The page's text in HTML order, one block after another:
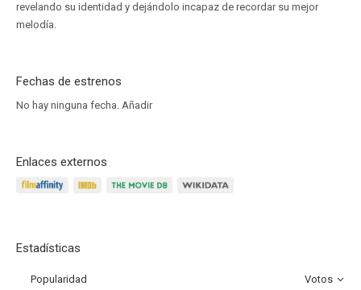
revelando su identidad y dejándolo incapaz de recordar su mejor
melodía.
Fechas de estrenos
No hay ninguna fecha. Añadir
Enlaces externos
Estadísticas
Popularidad Votos